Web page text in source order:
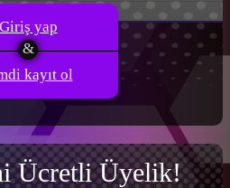
Giriş yap
kayıt ol
Ücretli Üyelik!